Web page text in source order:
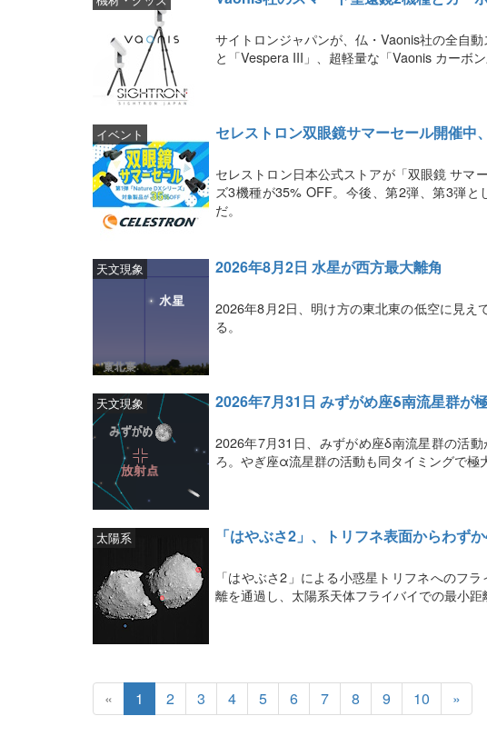
サイトロンジャパンが、仏・Vaonis社の全自
と「Vespera III」、超軽量な「Vaonis カーボン
セレストロン双眼鏡サマーセール開催
イベント
セレストロン日本公式ストアが「双眼鏡 サマ
ズ3機種が35% OFF。今後、第2弾、第3弾
だ。
2026年8月2日 水星が西方最大離角
天文現象
2026年8月2日、明け方の東北東の低空に見え
る。
2026年7月31日 みずがめ座δ南流星群が
天文現象
2026年7月31日、みずがめ座δ南流星群の活
ろ。やぎ座α流星群の活動も同タイミングで極
「はやぶさ2」、トリフネ表面からわず
太陽系
「はやぶさ2」による小惑星トリフネへのフ
離を通過し、太陽系天体フライバイでの最小距
« 1 2 3 4 5 6 7 8 9 10 »